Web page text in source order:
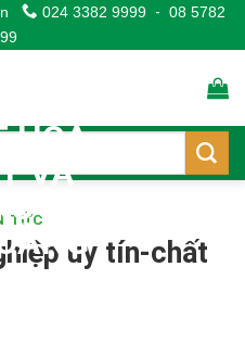
024 3382 9999 - 08 5782
TỨC
uy tín-chất